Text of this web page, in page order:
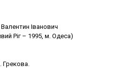
Іванович
Ріг – 1995, м. Одеса)
Грекова.